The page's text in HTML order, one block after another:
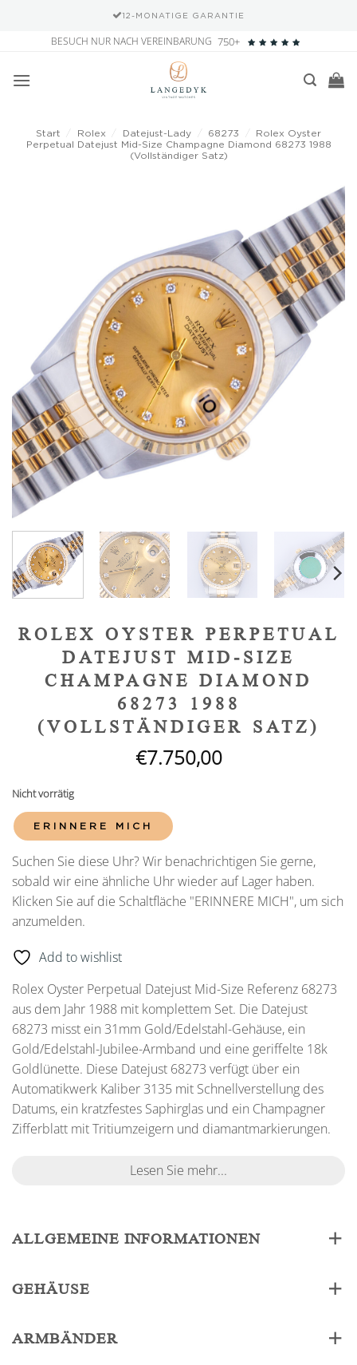
12-MONATIGE GARANTIE
springen
BESUCH NUR NACH VEREINBARUNG 750+
Start Rolex Datejust-Lady 68273
Rolex Oyster
Perpetual Datejust Mid-Size Champagne Diamond 68273 1988
(Vollständiger Satz)
Add to
wishlist
ROLEX OYSTER PERPETUAL
DATEJUST MID-SIZE
CHAMPAGNE DIAMOND
68273 1988
(VOLLSTÄNDIGER SATZ)
€7.750,00
Nicht vorrätig
ERINNERE MICH
Suchen Sie diese Uhr? Wir benachrichtigen Sie gerne,
sobald wir eine ähnliche Uhr wieder auf Lager haben.
Klicken Sie auf die Schaltfläche "ERINNERE MICH", um sich
anzumelden.
Add to wishlist
Rolex Oyster Perpetual Datejust Mid-Size Referenz 68273
aus dem Jahr 1988 mit komplettem Set. Die Datejust
68273 misst ein 31mm Gold/Edelstahl-Gehäuse, ein
Gold/Edelstahl-Jubilee-Armband und eine geriffelte 18k
Goldlünette. Diese Datejust 68273 verfügt über ein
Automatikwerk Kaliber 3135 mit Schnellverstellung des
Datums, ein kratzfestes Saphirglas und ein Champagner
Zifferblatt mit Tritiumzeigern und diamantmarkierungen.
Lesen Sie mehr...
ALLGEMEINE INFORMATIONEN
GEHÄUSE
ARMBÄNDER